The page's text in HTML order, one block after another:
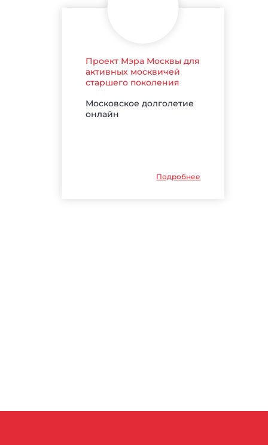
Проект Мэра Москвы для
активных москвичей
старшего поколения
Московское долголетие
онлайн
Подробнее